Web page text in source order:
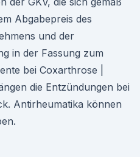
Abgabepreis des
und der
in der Fassung zum
bei Coxarthrose |
die Entzündungen bei
Antirheumatika können